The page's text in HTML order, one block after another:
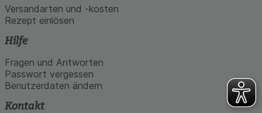
Versandarten und -kosten
Rezept einlösen
Hilfe
Fragen und Antworten
Passwort vergessen
Benutzerdaten ändern
Kontakt